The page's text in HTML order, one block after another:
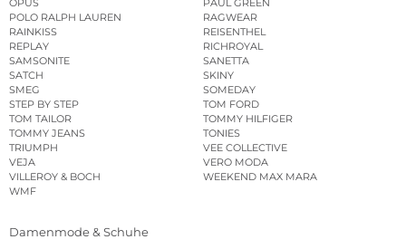
OPUS
PAUL GREEN
POLO RALPH LAUREN
RAGWEAR
RAINKISS
REISENTHEL
REPLAY
RICHROYAL
SAMSONITE
SANETTA
SATCH
SKINY
SMEG
SOMEDAY
STEP BY STEP
TOM FORD
TOM TAILOR
TOMMY HILFIGER
TOMMY JEANS
TONIES
TRIUMPH
VEE COLLECTIVE
VEJA
VERO MODA
VILLEROY & BOCH
WEEKEND MAX MARA
WMF
Damenmode & Schuhe